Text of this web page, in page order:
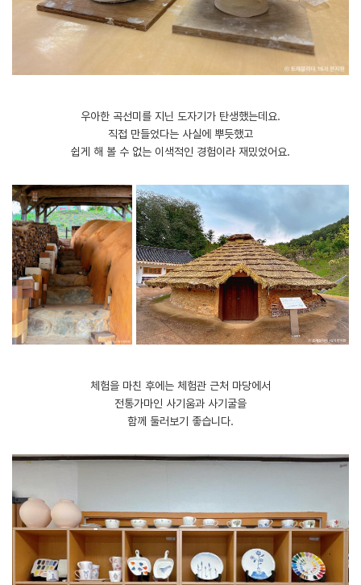
우아한 곡선미를 지닌 도자기가 탄생했는데요.
직접 만들었다는 사실에 뿌듯했고
쉽게 해 볼 수 없는 이색적인 경험이라 재밌었어요.
체험을 마친 후에는 체험관 근처 마당에서
전통가마인 사기움과 사기굴을
함께 둘러보기 좋습니다.